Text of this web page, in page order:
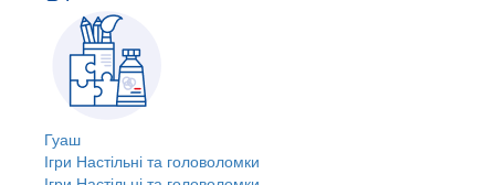
Гуаш
Ігри Настільні та головоломки